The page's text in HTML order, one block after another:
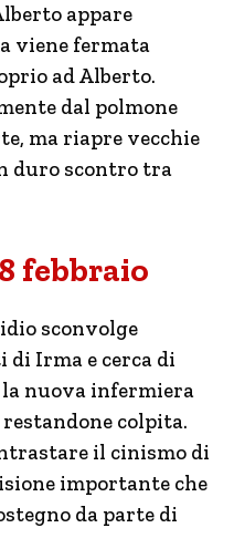
appare
viene fermata
ad Alberto.
dal polmone
ma riapre vecchie
duro scontro tra
febbraio
sconvolge
di Irma e cerca di
nuova infermiera
colpita.
il cinismo di
importante che
da parte di